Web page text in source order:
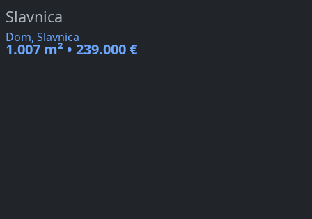
Slavnica
Dom, Slavnica
1.007 m² • 239.000 €